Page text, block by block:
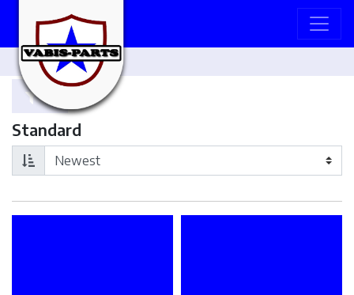
Standard